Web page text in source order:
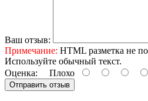
Ваш отзыв:
Примечание: HTML разметка не
Используйте обычный текст.
Оценка: Плохо
Отправить отзыв